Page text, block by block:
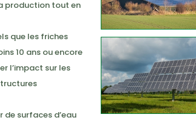
production tout en
que les friches
10 ans ou encore
l’impact sur les
surfaces d’eau